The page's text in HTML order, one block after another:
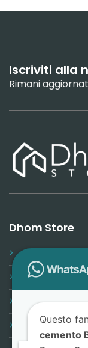
Iscriviti alla
Rimani
Dhom Store
Promozioni
Progettazione
Lavora con noi
Contatti
Questo
cemento